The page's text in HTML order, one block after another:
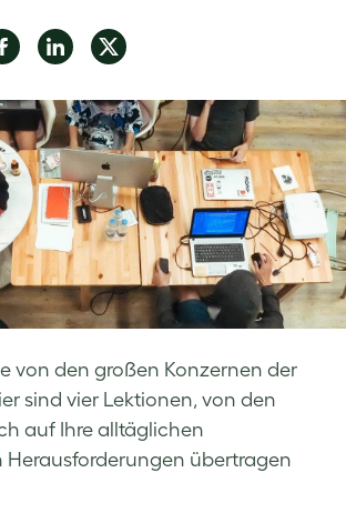
von den großen Konzernen der
sind vier Lektionen, von den
auf Ihre alltäglichen
übertragen
Share
LinkedIn
Share
Twitter